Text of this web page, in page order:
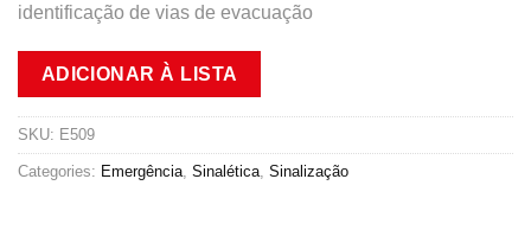
identificação de vias de evacuação
ADICIONAR À LISTA
SKU: E509
Categories: Emergência Sinalética Sinalização